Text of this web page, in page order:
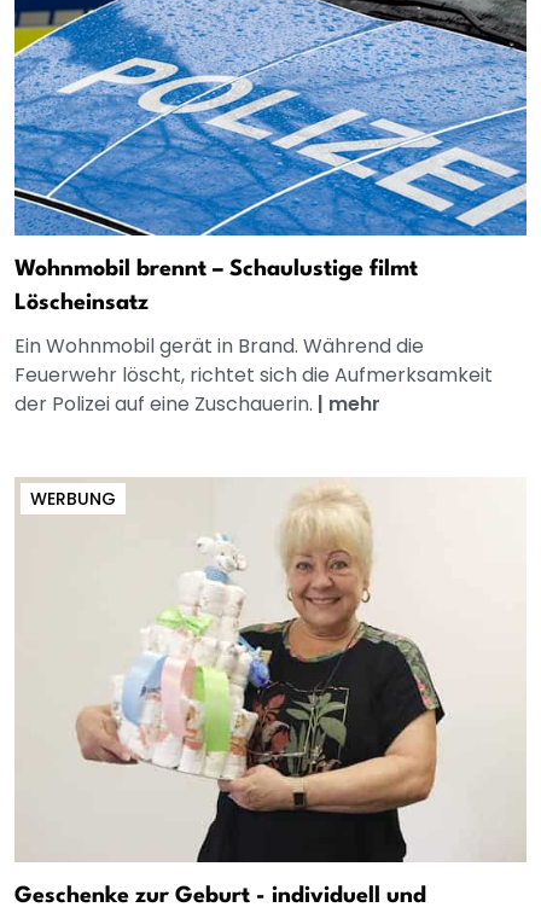
Wohnmobil brennt – Schaulustige filmt
Löscheinsatz
Ein Wohnmobil gerät in Brand. Während die
Feuerwehr löscht, richtet sich die Aufmerksamkeit
der Polizei auf eine Zuschauerin. | mehr
WERBUNG
Geschenke zur Geburt - individuell und